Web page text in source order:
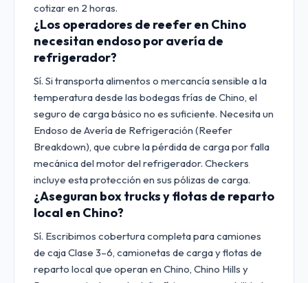
cotizar en 2 horas.
¿Los operadores de reefer en Chino
necesitan endoso por avería de
refrigerador?
Sí. Si transporta alimentos o mercancía sensible a la
temperatura desde las bodegas frías de Chino, el
seguro de carga básico no es suficiente. Necesita un
Endoso de Avería de Refrigeración (Reefer
Breakdown), que cubre la pérdida de carga por falla
mecánica del motor del refrigerador. Checkers
incluye esta protección en sus pólizas de carga.
¿Aseguran box trucks y flotas de reparto
local en Chino?
Sí. Escribimos cobertura completa para camiones
de caja Clase 3–6, camionetas de carga y flotas de
reparto local que operan en Chino, Chino Hills y